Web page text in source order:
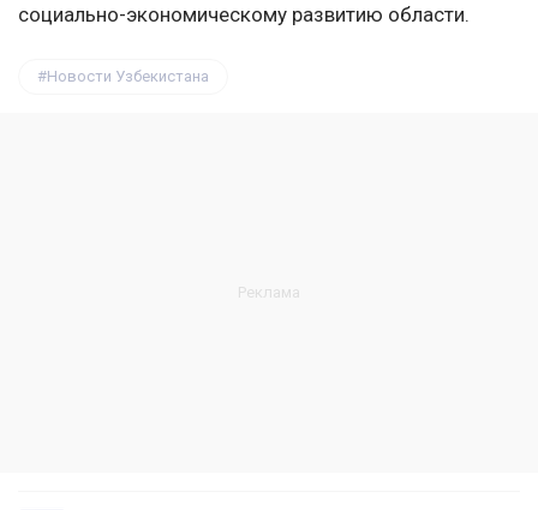
социально-экономическому развитию области.
Новости Узбекистана